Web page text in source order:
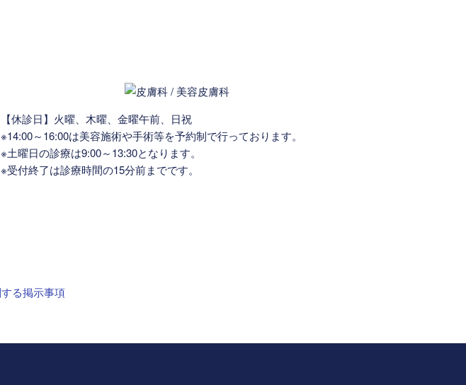
【休診日】火曜、木曜、金曜午前、日祝
※14:00～16:00は美容施術や手術等を予約制で行っております。
※土曜日の診療は9:00～13:30となります。
※受付終了は診療時間の15分前までです。